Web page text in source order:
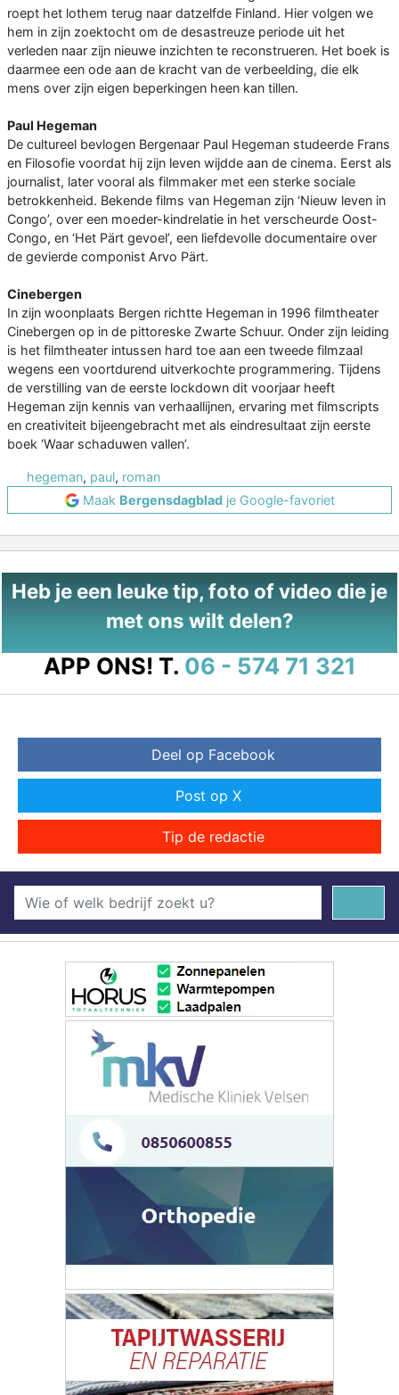
roept het lothem terug naar datzelfde Finland. Hier volgen we
hem in zijn zoektocht om de desastreuze periode uit het
verleden naar zijn nieuwe inzichten te reconstrueren. Het boek is
daarmee een ode aan de kracht van de verbeelding, die elk
mens over zijn eigen beperkingen heen kan tillen.
Paul Hegeman
De cultureel bevlogen Bergenaar Paul Hegeman studeerde Frans
en Filosofie voordat hij zijn leven wijdde aan de cinema. Eerst als
journalist, later vooral als filmmaker met een sterke sociale
betrokkenheid. Bekende films van Hegeman zijn ‘Nieuw leven in
Congo’, over een moeder-kindrelatie in het verscheurde Oost-
Congo, en ‘Het Pärt gevoel’, een liefdevolle documentaire over
de gevierde componist Arvo Pärt.
Cinebergen
In zijn woonplaats Bergen richtte Hegeman in 1996 filmtheater
Cinebergen op in de pittoreske Zwarte Schuur. Onder zijn leiding
is het filmtheater intussen hard toe aan een tweede filmzaal
wegens een voortdurend uitverkochte programmering. Tijdens
de verstilling van de eerste lockdown dit voorjaar heeft
Hegeman zijn kennis van verhaallijnen, ervaring met filmscripts
en creativiteit bijeengebracht met als eindresultaat zijn eerste
boek ‘Waar schaduwen vallen’.
hegeman, paul, roman
Maak Bergensdagbladje Google-favoriet
Heb je een leuke tip, foto of video die je
met ons wilt delen?
APP ONS! T. 06 - 574 71 321
Deel op Facebook
Post op X
Tip de redactie